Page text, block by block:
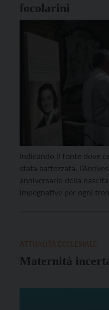
focolarini
Indicando il fonte dove
stata battezzata,
anniversario della
impegnative per ogni
Maternità